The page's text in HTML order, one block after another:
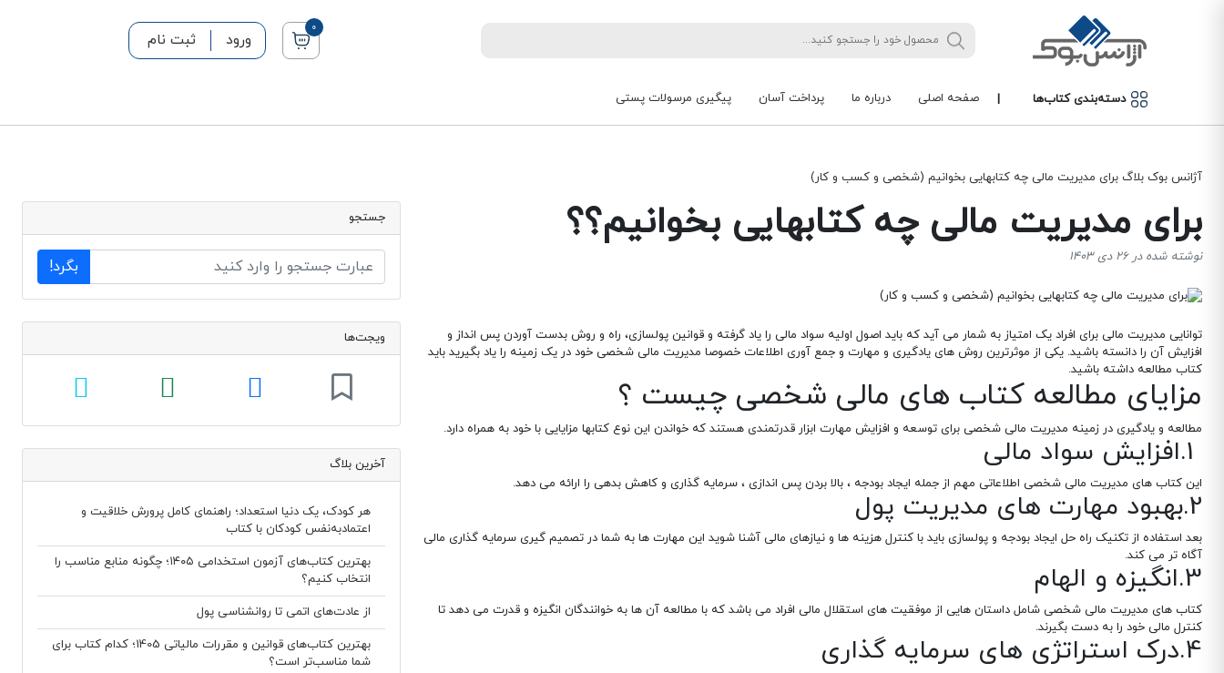
0
ورود ثبت نام
دسته‌بندی کتاب‌ها | صفحه اصلی درباره ما پرداخت آسان پیگیری مرسولات پستی
آژانس بوک بلاگ برای مدیریت مالی چه کتابهایی بخوانیم (شخصی و کسب و کار)
برای مدیریت مالی چه کتابهایی بخوانیم؟؟
نوشته شده در 26 دی 1403
توانایی مدیریت مالی برای افراد یک امتیاز به شمار می آید که باید اصول اولیه سواد مالی را یاد گرفته و قوانین پولسازی، راه و روش بدست آوردن پس انداز و
افزایش آن را دانسته باشید. یکی از موثرترین روش های یادگیری و مهارت و جمع آوری اطلاعات خصوصا مدیریت مالی شخصی خود در یک زمینه را یاد بگیرید باید
کتاب مطالعه داشته باشید.
مزایای مطالعه کتاب های مالی شخصی چیست ؟
مطالعه و یادگیری در زمینه مدیریت مالی شخصی برای توسعه و افزایش مهارت ابزار قدرتمندی هستند که خواندن این نوع کتابها مزایایی با خود به همراه دارد.
این کتاب های مدیریت مالی شخصی اطلاعاتی مهم از جمله ایجاد بودجه ، بالا بردن پس اندازی ، سرمایه گذاری و کاهش بدهی را ارائه می دهد.
2.بهبود مهارت های مدیریت پول
بعد استفاده از تکنیک راه حل ایجاد بودجه و پولسازی باید با کنترل هزینه ها و نیازهای مالی آشنا شوید این مهارت ها به شما در تصمیم گیری سرمایه گذاری مالی
آگاه تر می کند.
3.انگیزه و الهام
کتاب های مدیریت مالی شخصی شامل داستان هایی از موفقیت های استقلال مالی افراد می باشد که با مطالعه آن ها به خوانندگان انگیزه و قدرت می دهد تا
کنترل مالی خود را به دست بگیرند.
4.درک استراتژی های سرمایه گذاری
جستجو
بگرد!
ویجت‌ها
آخرین بلاگ
هر کودک، یک دنیا استعداد؛ راهنمای کامل پرورش خلاقیت و
اعتمادبه‌نفس کودکان با کتاب
بهترین کتاب‌های آزمون استخدامی ۱۴۰۵؛ چگونه منابع مناسب را
انتخاب کنیم؟
از عادت‌های اتمی تا روانشناسی پول
بهترین کتاب‌های قوانین و مقررات مالیاتی 1405؛ کدام کتاب برای
شما مناسب‌تر است؟